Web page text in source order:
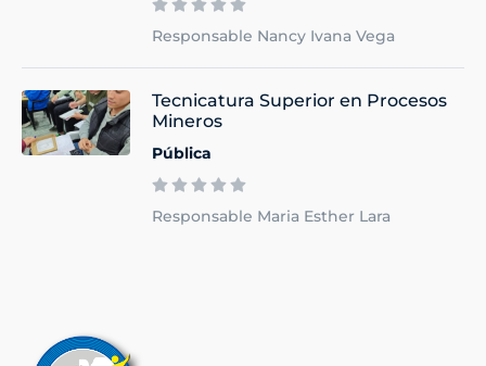
Responsable Nancy Ivana Vega
Tecnicatura Superior en Procesos
Mineros
Pública
Responsable Maria Esther Lara